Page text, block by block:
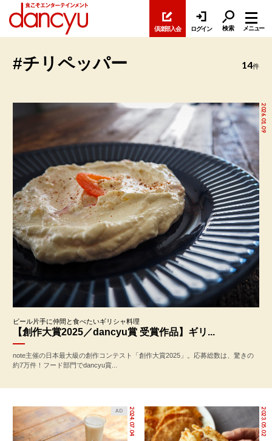
倶楽部入会 ログイン 検索 メニュー
#チリペッパー 14件
2026.01.09
ビール片手に仲間と食べたいギリシャ料理
【創作大賞2025／dancyu賞 受賞作品】ギリ...
note主催の日本最大級の創作コンテスト「創作大賞2025」。応募総数は、驚きの
約7万件！フード部門でdancyu賞...
2024.07.04
AD 2023.05.02